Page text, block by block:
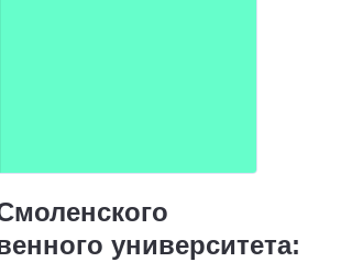
университета: